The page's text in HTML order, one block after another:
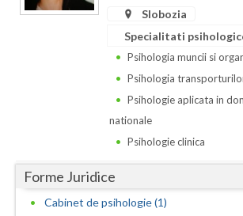
Caras-Severin
Dolj
Galati
Slobozia
Specialitati
Psihologia muncii si
Psihologia
Psihologie aplicata in
nationale
Psihologie clinica
Forme Juridice
Cabinet de psihologie (1)